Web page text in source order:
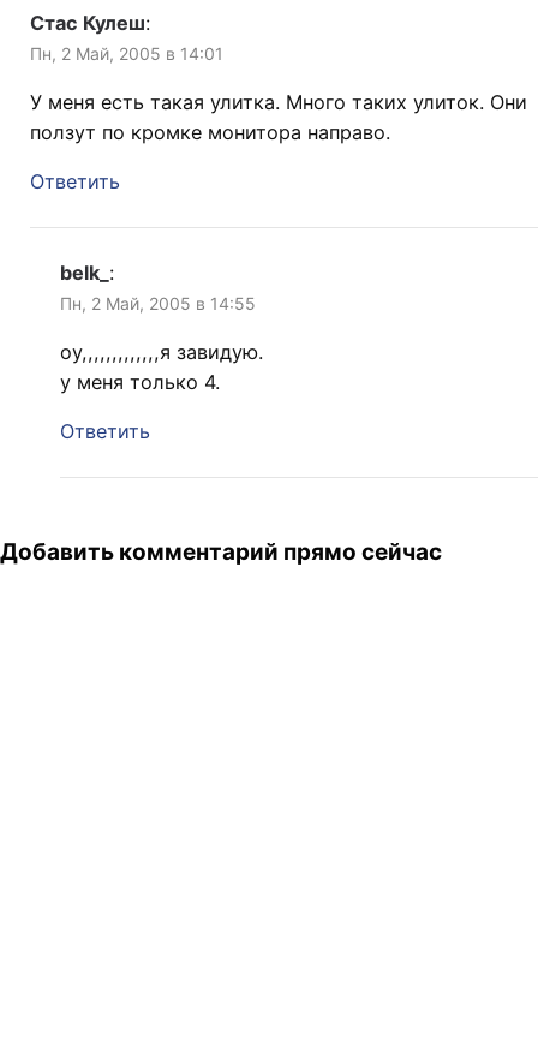
Стас Кулеш:
Пн, 2 Май, 2005 в 14:01
У меня есть такая улитка. Много таких улиток. Они
ползут по кромке монитора направо.
Ответить
belk_ :
Пн, 2 Май, 2005 в 14:55
оу,,,,,,,,,,,,,я завидую.
у меня только 4.
Ответить
Добавить комментарий прямо сейчас